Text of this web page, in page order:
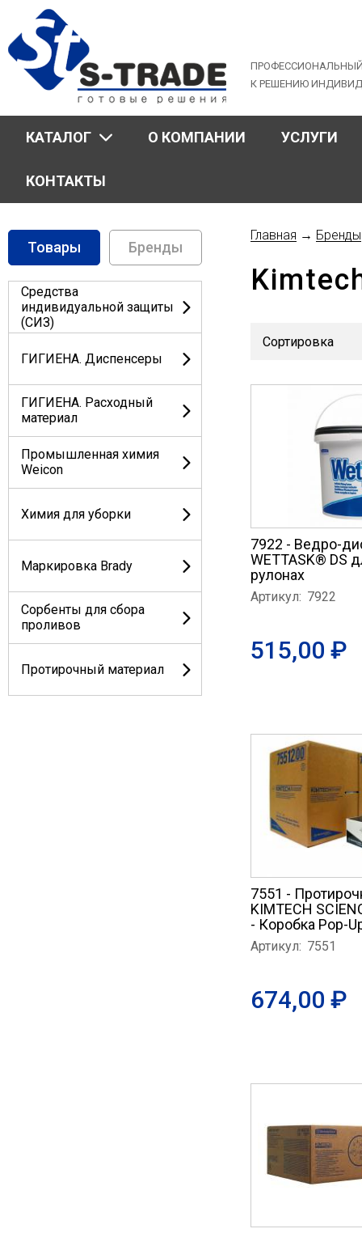
navigation
К РЕШЕНИЮ
КАТАЛОГ О КОМПАНИИ УСЛУГИ
КОНТАКТЫ
здесь
Главная → Бренды
7922 - Ведро-
WETTASK® DS
рулонах
Артикул: 7922
515,00 ₽
7551 -
KIMTECH
- Коробка Рор-
Артикул: 7551
674,00 ₽
Товары Бренды
Средства
индивидуальной защиты
(СИЗ)
ГИГИЕНА. Диспенсеры
ГИГИЕНА. Расходный
материал
Промышленная химия
Weicon
Химия для уборки
Маркировка Brady
Сорбенты для сбора
проливов
Протирочный материал